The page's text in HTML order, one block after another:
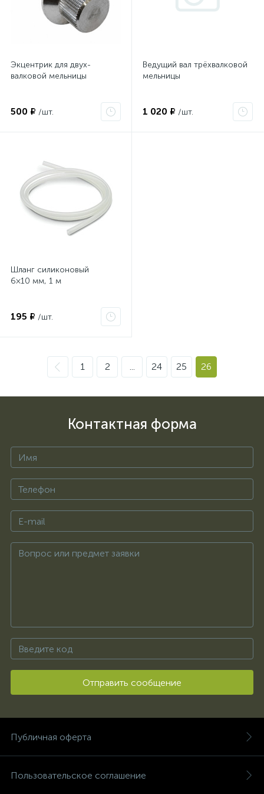
Экцентрик для двух-
валковой мельницы
500 ₽ /шт.
Ведущий вал трёхвалковой
мельницы
1 020 ₽ /шт.
Шланг силиконовый
6×10 мм, 1 м
195 ₽ /шт.
1 2 ... 24 25 26
Контактная форма
Отправить сообщение
Публичная оферта
Пользовательское соглашение